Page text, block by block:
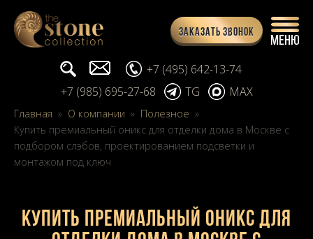
Заказать звонок
Поиск... info@stone-collection.ru
+7 (495) 642-13-74
+7 (985) 695-27-68
TG MAX
Главная » О компании » Полезное »
Купить премиальный оникс для отделки дома в Москве с
подбором слэбов, проектированием подсветки и
монтажом под ключ
Купить премиальный оникс для